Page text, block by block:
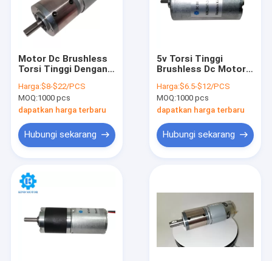
Motor Dc Brushless
Torsi Tinggi Dengan
Diameter 42mm
Harga:$8-$22/PCS
MOQ:1000 pcs
dapatkan harga terbaru
Hubungi sekarang
5v Torsi Tinggi
Brushless Dc Motor
Multiaplikasi
Harga:$6.5-$12/PCS
MOQ:1000 pcs
dapatkan harga terbaru
Hubungi sekarang